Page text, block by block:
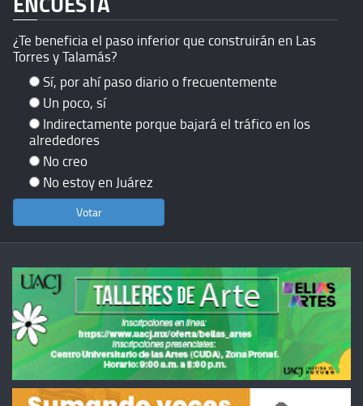
¿Te beneficia el paso inferior que construirán en Las
Torres y Talamás?
Sí, por ahí paso diario o frecuentemente
Un poco, sí
Indirectamente porque bajará el tráfico en los
alrededores
No creo
No estoy en Juárez